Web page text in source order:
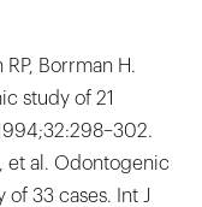
Borrman H.
study of 21
et al. Odontogenic
33 cases. Int J